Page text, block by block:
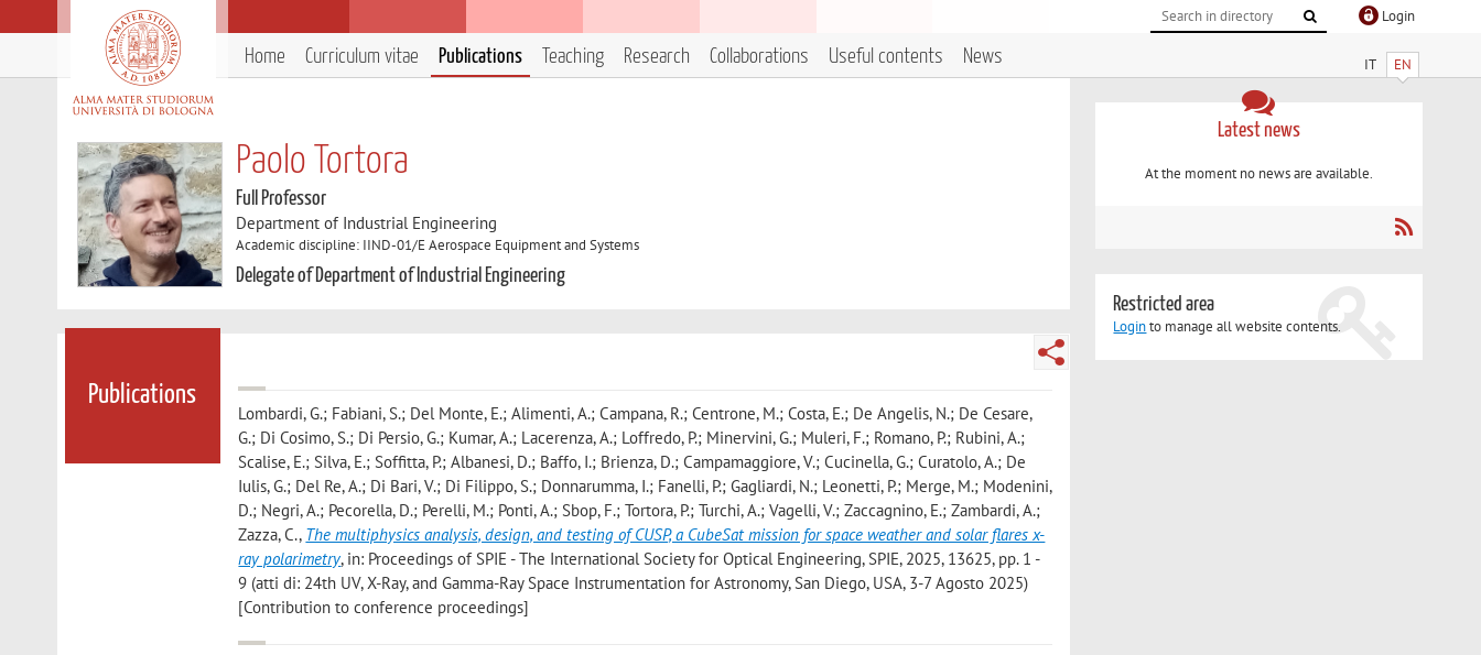
Login
IT EN
Home Curriculum vitae Publications Teaching Research Collaborations Useful contents News
Paolo Tortora
Full Professor
Department of Industrial Engineering
Academic discipline: IIND-01/E Aerospace Equipment and Systems
Delegate of Department of Industrial Engineering
Publications
Lombardi, G.; Fabiani, S.; Del Monte, E.; Alimenti, A.; Campana, R.; Centrone, M.; Costa, E.; De Angelis, N.; De Cesare,
G.; Di Cosimo, S.; Di Persio, G.; Kumar, A.; Lacerenza, A.; Loffredo, P.; Minervini, G.; Muleri, F.; Romano, P.; Rubini, A.;
Scalise, E.; Silva, E.; Soffitta, P.; Albanesi, D.; Baffo, I.; Brienza, D.; Campamaggiore, V.; Cucinella, G.; Curatolo, A.; De
Iulis, G.; Del Re, A.; Di Bari, V.; Di Filippo, S.; Donnarumma, I.; Fanelli, P.; Gagliardi, N.; Leonetti, P.; Merge, M.; Modenini,
D.; Negri, A.; Pecorella, D.; Perelli, M.; Ponti, A.; Sbop, F.; Tortora, P.; Turchi, A.; Vagelli, V.; Zaccagnino, E.; Zambardi, A.;
Zazza, C., The multiphysics analysis, design, and testing of CUSP, a CubeSat mission for space weather and solar flares x-
ray polarimetry, in: Proceedings of SPIE - The International Society for Optical Engineering, SPIE, 2025, 13625, pp. 1 -
9 (atti di: 24th UV, X-Ray, and Gamma-Ray Space Instrumentation for Astronomy, San Diego, USA, 3-7 Agosto 2025)
[Contribution to conference proceedings]
Latest news
At the moment no news are available.
Restricted area
Loginto manage all website contents.